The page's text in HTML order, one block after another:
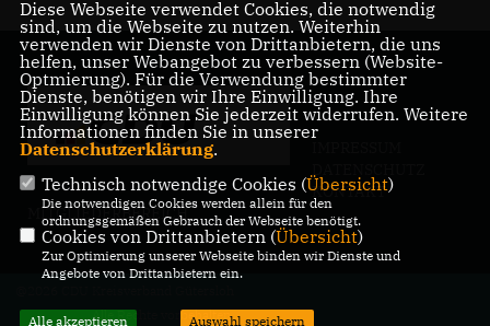
KONTAKT
MITGLIEDERBEREICH
Alle Rechte vorbehalten.
Diese Webseite verwendet Cookies, die notwendig
sind, um die Webseite zu nutzen. Weiterhin
verwenden wir Dienste von Drittanbietern, die uns
helfen, unser Webangebot zu verbessern (Website-
Optmierung). Für die Verwendung bestimmter
Dienste, benötigen wir Ihre Einwilligung. Ihre
Einwilligung können Sie jederzeit widerrufen. Weitere
Informationen finden Sie in unserer
Datenschutzerklärung.
Technisch notwendige Cookies (Übersicht)
Die notwendigen Cookies werden allein für den
ordnungsgemäßen Gebrauch der Webseite benötigt.
Cookies von Drittanbietern (Übersicht)
Zur Optimierung unserer Webseite binden wir Dienste und
Angebote von Drittanbietern ein.
Alle akzeptieren Auswahl speichern